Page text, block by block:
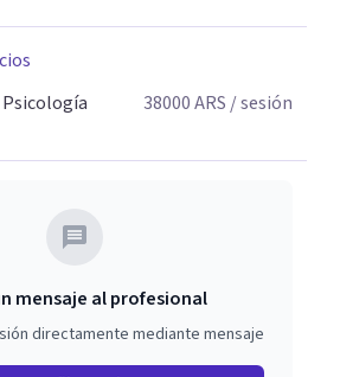
38000ARS / sesión
mensaje al profesional
directamente mediante mensaje